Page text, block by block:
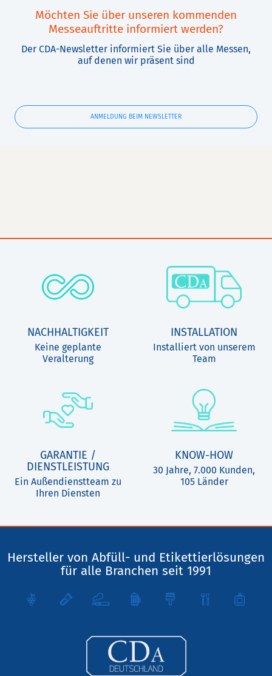
Möchten Sie über unseren kommenden
Messeauftritte informiert werden?
Der CDA-Newsletter informiert Sie über alle Messen,
auf denen wir präsent sind
ANMELDUNG BEIM NEWSLETTER
NACHHALTIGKEIT
Keine geplante
Veralterung
INSTALLATION
Installiert von unserem
Team
GARANTIE /
DIENSTLEISTUNG
Ein Außendienstteam zu
Ihren Diensten
KNOW-HOW
30 Jahre, 7.000 Kunden,
105 Länder
Hersteller von Abfüll- und Etikettierlösungen
für alle Branchen seit 1991